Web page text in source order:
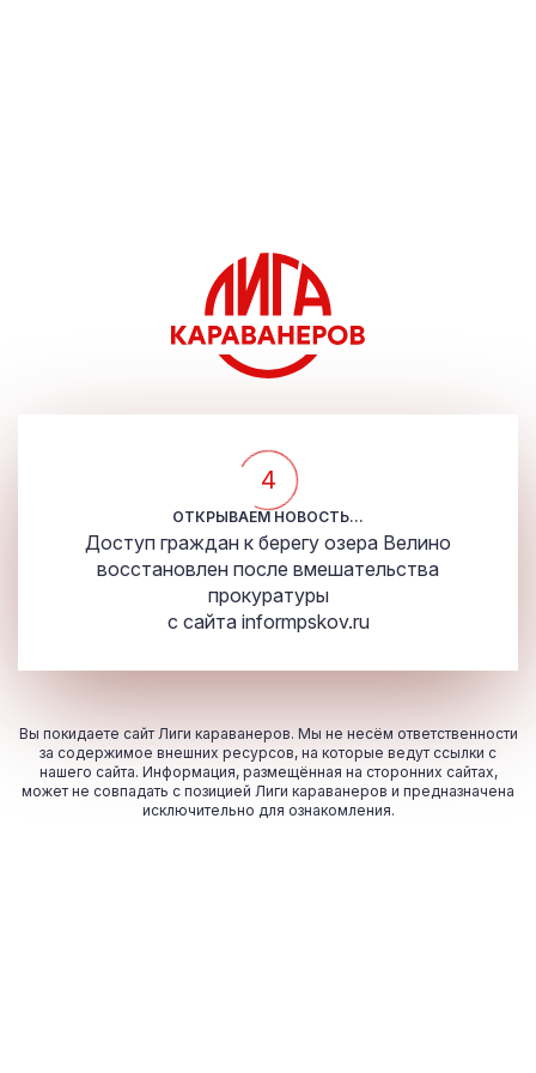
4
ОТКРЫВАЕМ НОВОСТЬ...
Доступ граждан к берегу озера Велино
восстановлен после вмешательства
прокуратуры
с сайта informpskov.ru
Вы покидаете сайт Лиги караванеров. Мы не несём ответственности
за содержимое внешних ресурсов, на которые ведут ссылки с
нашего сайта. Информация, размещённая на сторонних сайтах,
может не совпадать с позицией Лиги караванеров и предназначена
исключительно для ознакомления.